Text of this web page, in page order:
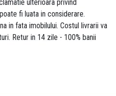
ulterioara privind
fi luata in considerare.
in fata imobilului. Costul livrarii va
Retur in 14 zile - 100% banii